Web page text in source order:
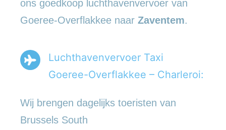
ons goedkoop luchthavenvervoer van
Goeree-Overflakkee naar Zaventem.
Luchthavenvervoer Taxi
Goeree-Overflakkee – Charleroi:
Wij brengen dagelijks toeristen van
Brussels South